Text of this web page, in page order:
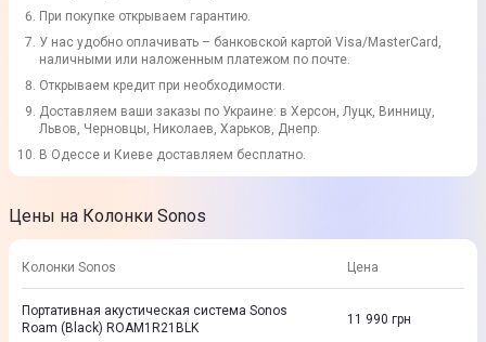
При покупке открываем гарантию.
У нас удобно оплачивать – банковской картой Visa/MasterCard,
наличными или наложенным платежом по почте.
Открываем кредит при необходимости.
Доставляем ваши заказы по Украине: в Херсон, Луцк, Винницу,
Львов, Черновцы, Николаев, Харьков, Днепр.
В Одессе и Киеве доставляем бесплатно.
Цены на Колонки Sonos
Колонки Sonos Цена
Портативная акустическая система Sonos
Roam (Black) ROAM1R21BLK
11 990 грн